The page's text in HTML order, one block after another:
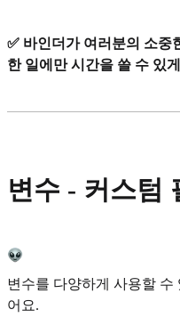
✅ 바인더가 여러분의 소중
한 일에만 시간을 쓸 수 있
변수 - 커스텀
변수를 다양하게 사용할
어요.